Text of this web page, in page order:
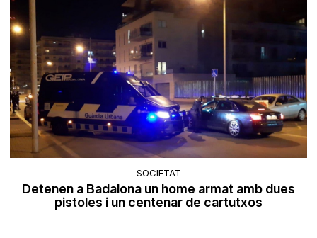
SOCIETAT
Detenen a Badalona un home armat amb dues
pistoles i un centenar de cartutxos